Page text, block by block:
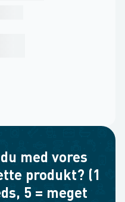
med vores
produkt? (1
5 = meget